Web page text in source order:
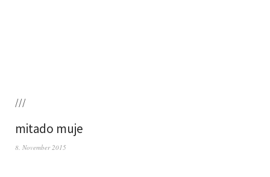
///
mitado muje
8. November 2015